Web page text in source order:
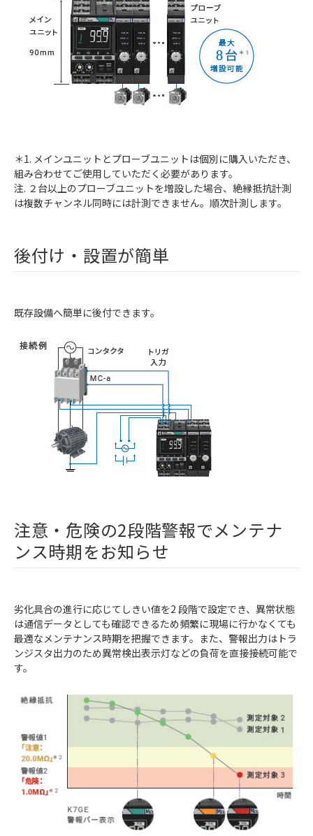
＊1. メインユニットとプローブユニットは個別に購入いただき、
組み合わせてご使用していただく必要があります。
注. ２台以上のプローブユニットを増設した場合、絶縁抵抗計測
は複数チャンネル同時には計測できません。順次計測します。
後付け・設置が簡単
既存設備へ簡単に後付できます。
注意・危険の2段階警報でメンテナ
ンス時期をお知らせ
劣化具合の進行に応じてしきい値を2 段階で設定でき、異常状態
は通信データとしても確認できるため頻繁に現場に行かなくても
最適なメンテナンス時期を把握できます。また、警報出力はトラ
ンジスタ出力のため異常検出表示灯などの負荷を直接接続可能で
す。